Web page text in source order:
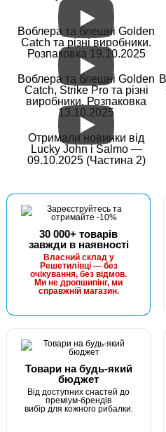
#2906450093327
30 грн
Волосінь Winner
#2906450093334
25 грн
КУПИТИ
Волосінь Winner
Воблера та блешні Golden
Catch та різні виробники.
Розпаковка 19.10.2025
Воблера та блешні Golden
Catch, Strike Pro та різні
виробники. Розпаковка
13.10.2025
Отримали новинки від
Lucky John і Salmo —
09.10.2025 (Частина 2)
30 000+ товарів
завжди в наявності
Власний склад у
Решетилівці — без
очікування, без відмов.
Ми не дропшипінг, ми
справжній магазин.
Товари на будь-який
бюджет
Від доступних снастей до
преміум-брендів
вибір для кожного рибалки.